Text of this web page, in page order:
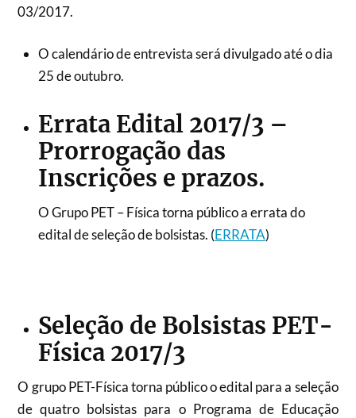
03/2017.
O calendário de entrevista será divulgado até o dia
25 de outubro.
Errata Edital 2017/3 –
Prorrogação das
Inscrições e prazos.
O Grupo PET – Física torna público a errata do
edital de seleção de bolsistas. (ERRATA)
Seleção de Bolsistas PET-
Física 2017/3
O grupo PET-Física torna público o edital para a seleção
de quatro bolsistas para o Programa de Educação